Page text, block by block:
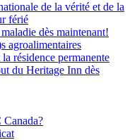
de la vérité et de la
férié
dès maintenant!
agroalimentaires
résidence permanente
du Heritage Inn dès